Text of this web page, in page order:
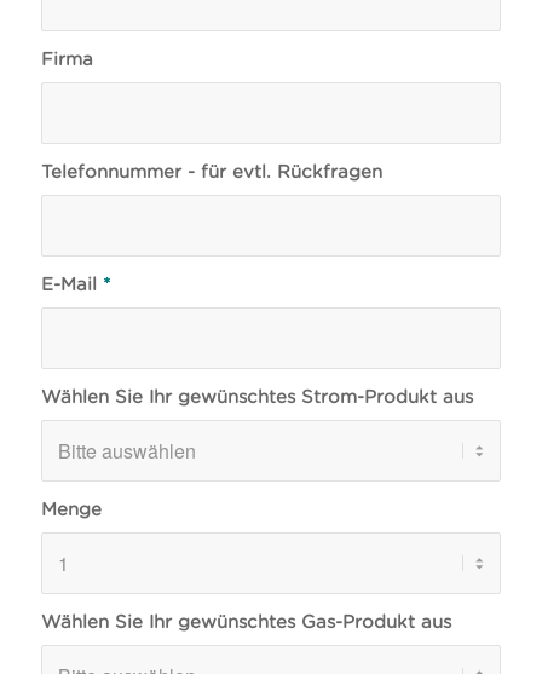
Firma
Telefonnummer - für evtl. Rückfragen
E-Mail *
Wählen Sie Ihr gewünschtes Strom-Produkt aus
Menge
Wählen Sie Ihr gewünschtes Gas-Produkt aus